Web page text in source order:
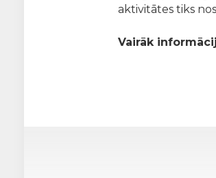
aktivitātes tiks
Vairāk